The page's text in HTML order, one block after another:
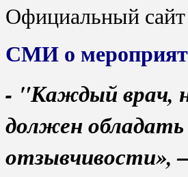
Официальный
СМИ о
- "Каждый врач,
должен
отзывчивости»,